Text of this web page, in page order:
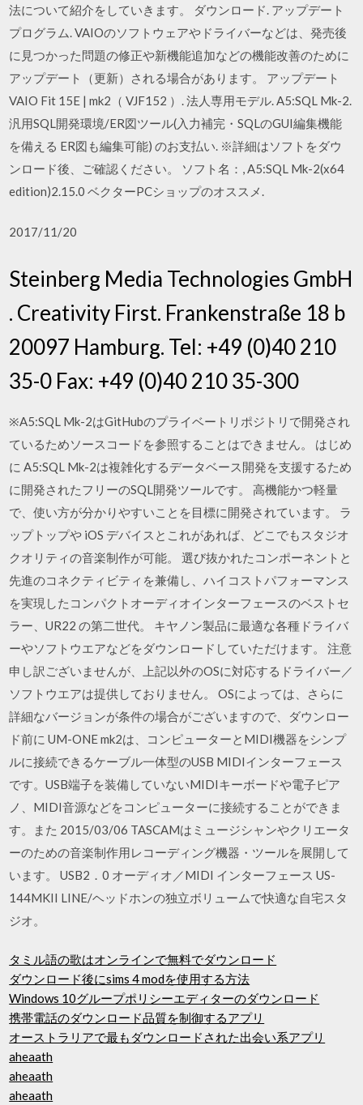
法について紹介をしていきます。 ダウンロード. アップデート
プログラム. VAIOのソフトウェアやドライバーなどは、発売後
に見つかった問題の修正や新機能追加などの機能改善のために
アップデート（更新）される場合があります。 アップデート
VAIO Fit 15E | mk2（ VJF152 ）. 法人専用モデル. A5:SQL Mk-2.
汎用SQL開発環境/ER図ツール(入力補完・SQLのGUI編集機能
を備える ER図も編集可能) のお支払い. ※詳細はソフトをダウ
ンロード後、ご確認ください。 ソフト名：, A5:SQL Mk-2(x64
edition)2.15.0 ベクターPCショップのオススメ.
2017/11/20
Steinberg Media Technologies GmbH
. Creativity First. Frankenstraße 18 b
20097 Hamburg. Tel: +49 (0)40 210
35-0 Fax: +49 (0)40 210 35-300
※A5:SQL Mk-2はGitHubのプライベートリポジトリで開発され
ているためソースコードを参照することはできません。 はじめ
に A5:SQL Mk-2は複雑化するデータベース開発を支援するため
に開発されたフリーのSQL開発ツールです。 高機能かつ軽量
で、使い方が分かりやすいことを目標に開発されています。 ラ
ップトップや iOS デバイスとこれがあれば、どこでもスタジオ
クオリティの音楽制作が可能。 選び抜かれたコンポーネントと
先進のコネクティビティを兼備し、ハイコストパフォーマンス
を実現したコンパクトオーディオインターフェースのベストセ
ラー、UR22 の第二世代。 キヤノン製品に最適な各種ドライバ
ーやソフトウエアなどをダウンロードしていただけます。 注意
申し訳ございませんが、上記以外のOSに対応するドライバー／
ソフトウエアは提供しておりません。 OSによっては、さらに
詳細なバージョンが条件の場合がございますので、ダウンロー
ド前に UM-ONE mk2は、コンピューターとMIDI機器をシンプ
ルに接続できるケーブル一体型のUSB MIDIインターフェース
です。USB端子を装備していないMIDIキーボードや電子ピア
ノ、MIDI音源などをコンピューターに接続することができま
す。また 2015/03/06 TASCAMはミュージシャンやクリエータ
ーのための音楽制作用レコーディング機器・ツールを展開して
います。 USB2．0 オーディオ／MIDI インターフェース US-
144MKII LINE/ヘッドホンの独立ボリュームで快適な自宅スタ
ジオ。
タミル語の歌はオンラインで無料でダウンロード
ダウンロード後にsims 4 modを使用する方法
Windows 10グループポリシーエディターのダウンロード
携帯電話のダウンロード品質を制御するアプリ
オーストラリアで最もダウンロードされた出会い系アプリ
aheaath
aheaath
aheaath